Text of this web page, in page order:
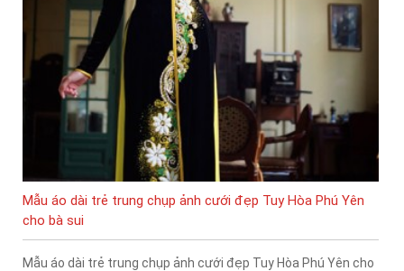
Mẫu áo dài trẻ trung chụp ảnh cưới đẹp Tuy Hòa Phú Yên
cho bà sui
Mẫu áo dài trẻ trung chụp ảnh cưới đẹp Tuy Hòa Phú Yên cho